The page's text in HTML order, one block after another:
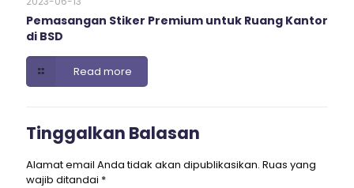
Pemasangan Stiker Premium untuk Ruang Kantor
di BSD
Read more
Tinggalkan Balasan
Alamat email Anda tidak akan dipublikasikan. Ruas yang
wajib ditandai *